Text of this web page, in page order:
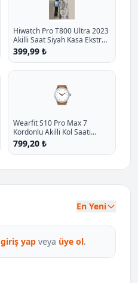
Hiwatch Pro T800 Ultra 2023
Akilli Saat Siyah Kasa Ekstra
Kordon Hediyeli P - %27.1
İndirim
399,99 ₺
⌚
Wearfit S10 Pro Max 7
Kordonlu Akilli Kol Saati
Smart Watch Miniled Ekran
Gri 45mm P - %20 İndirim
799,20 ₺
En Yeni
giriş yap veya üye ol.